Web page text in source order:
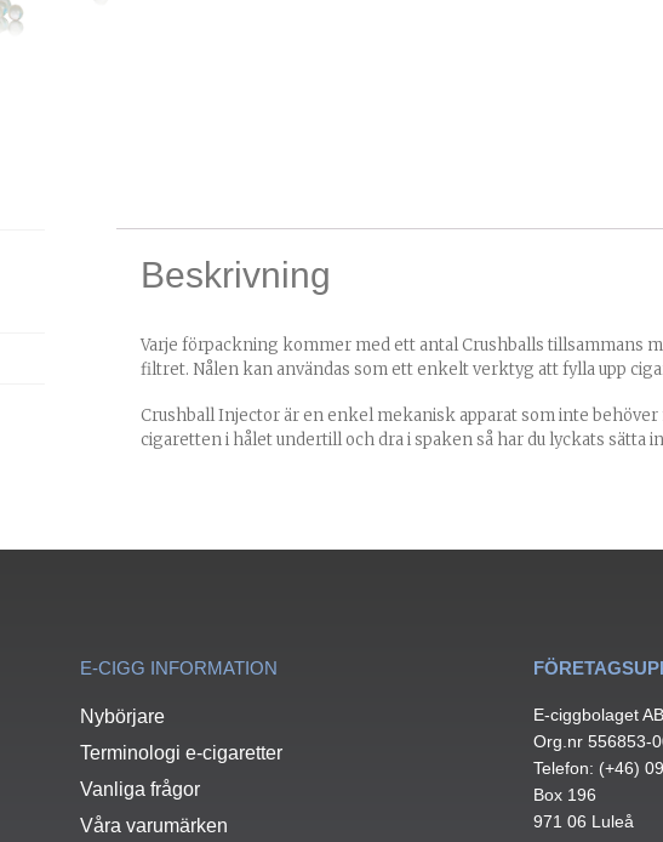
Beskrivning
Varje förpackning kommer med ett antal Crushballs tillsammans
filtret. Nålen kan användas som ett enkelt verktyg att fylla upp
Crushball Injectorär en enkel mekanisk apparat som inte behöver
cigaretten i hålet undertill och dra i spaken så har du lyckats sätta
E-CIGG INFORMATION
Nybörjare
Terminologi e-cigaretter
Vanliga frågor
Våra varumärken
E-ciggbolaget AB
Org.nr 556853-
Telefon: (+46)
Box 196
971 06 Luleå